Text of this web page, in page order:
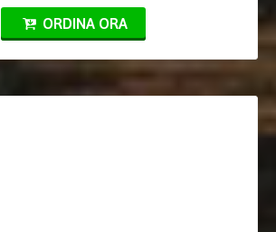
ORDINA ORA